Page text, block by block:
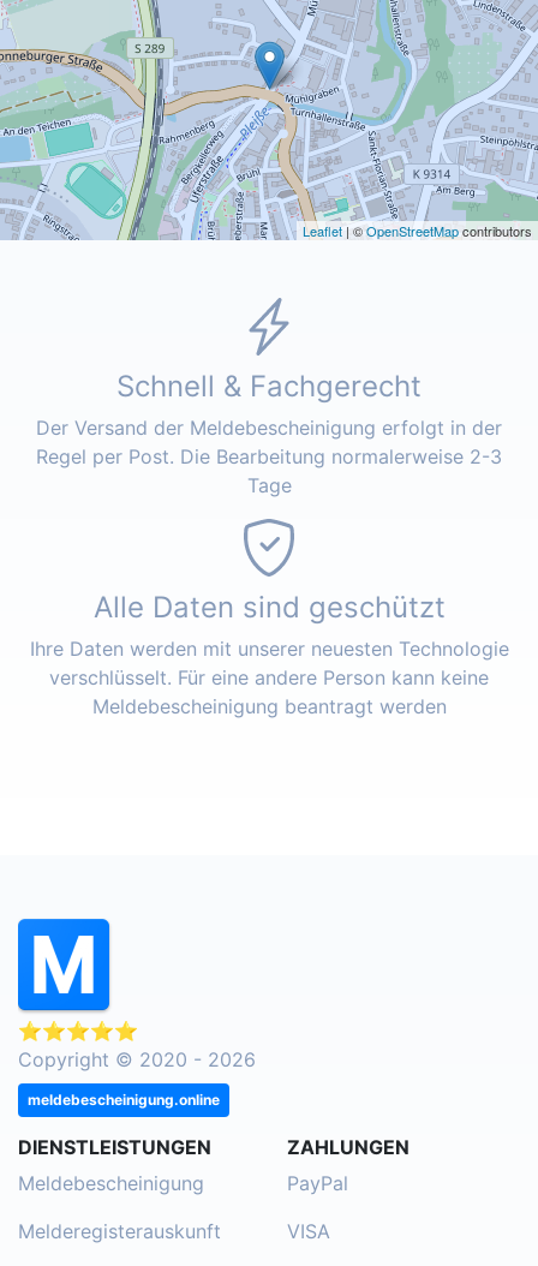
Leaflet | ©OpenStreetMapcontributors
Schnell & Fachgerecht
Der Versand der Meldebescheinigung erfolgt in der
Regel per Post. Die Bearbeitung normalerweise 2-3
Tage
Alle Daten sind geschützt
Ihre Daten werden mit unserer neuesten Technologie
verschlüsselt. Für eine andere Person kann keine
Meldebescheinigung beantragt werden
⭐⭐⭐⭐⭐
Copyright © 2020 - 2026
meldebescheinigung.online
DIENSTLEISTUNGEN
Meldebescheinigung
Melderegisterauskunft
ZAHLUNGEN
PayPal
VISA